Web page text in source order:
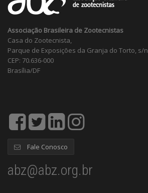
Associação Brasileira de Zootecnistas
Casa do Zootecnista,
Parque de Exposições da Granja do Torto, s/n
CEP: 70.636-000
Brasília/DF
Fale Conosco
abz@abz.org.br